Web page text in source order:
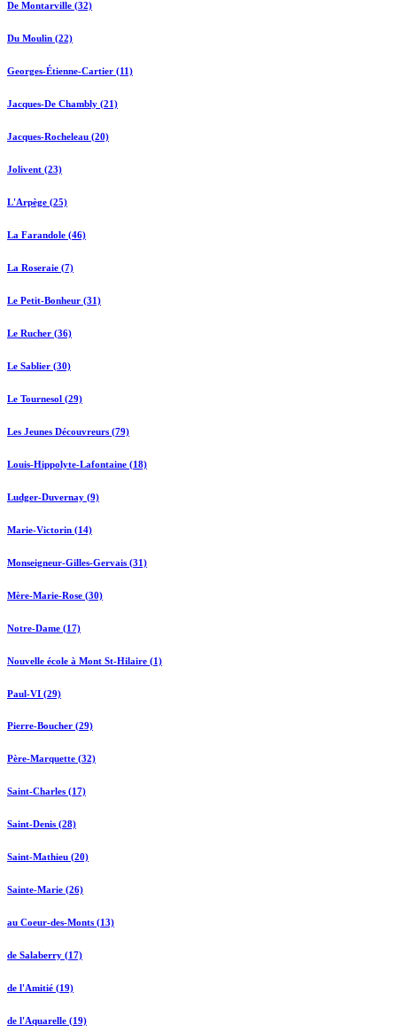
De Montarville (32)
Du Moulin (22)
Georges-Étienne-Cartier (11)
Jacques-De Chambly (21)
Jacques-Rocheleau (20)
Jolivent (23)
L'Arpège (25)
La Farandole (46)
La Roseraie (7)
Le Petit-Bonheur (31)
Le Rucher (36)
Le Sablier (30)
Le Tournesol (29)
Les Jeunes Découvreurs (79)
Louis-Hippolyte-Lafontaine (18)
Ludger-Duvernay (9)
Marie-Victorin (14)
Monseigneur-Gilles-Gervais (31)
Mère-Marie-Rose (30)
Notre-Dame (17)
Nouvelle école à Mont St-Hilaire (1)
Paul-VI (29)
Pierre-Boucher (29)
Père-Marquette (32)
Saint-Charles (17)
Saint-Denis (28)
Saint-Mathieu (20)
Sainte-Marie (26)
au Coeur-des-Monts (13)
de Salaberry (17)
de l'Amitié (19)
de l'Aquarelle (19)